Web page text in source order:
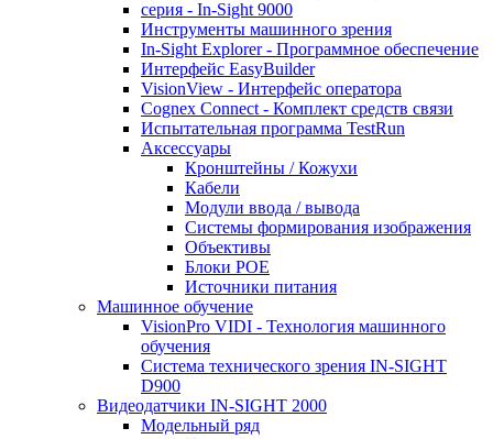
серия - In-Sight 9000
Инструменты машинного зрения
In-Sight Explorer - Программное обеспечение
Интерфейс EasyBuilder
VisionView - Интерфейс оператора
Cognex Connect - Комплект средств связи
Испытательная программа TestRun
Аксессуары
Кронштейны / Кожухи
Кабели
Модули ввода / вывода
Системы формирования изображения
Объективы
Блоки POE
Источники питания
Машинное обучение
VisionPro VIDI - Технология машинного
обучения
Cистема технического зрения IN-SIGHT
D900
Видеодатчики IN-SIGHT 2000
Модельный ряд